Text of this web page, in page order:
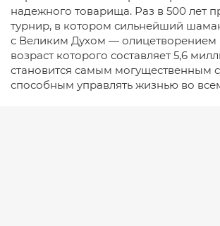
надежного товарища. Раз в 500 лет
турнир, в котором сильнейший
с Великим Духом — олицетворением
возраст которого составляет 5,6
становится самым могущественным
способным управлять жизнью во